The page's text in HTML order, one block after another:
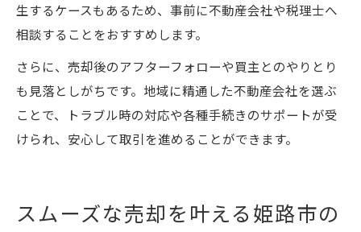
生するケースもあるため、事前に不動産会社や税理士へ
相談することをおすすめします。
さらに、売却後のアフターフォローや買主とのやりとり
も見落としがちです。地域に精通した不動産会社を選ぶ
ことで、トラブル時の対応や各種手続きのサポートが受
けられ、安心して取引を進めることができます。
スムーズな売却を叶える姫路市の